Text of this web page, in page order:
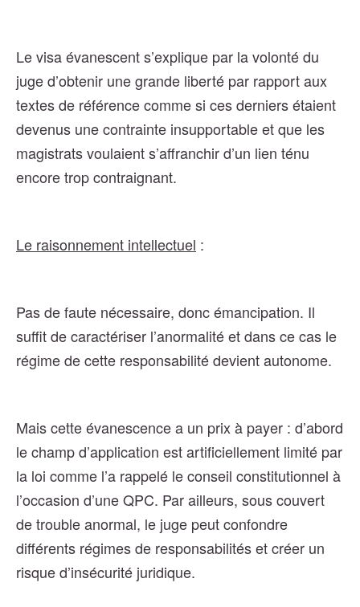
Le visa évanescent s’explique par la volonté du
juge d’obtenir une grande liberté par rapport aux
textes de référence comme si ces derniers étaient
devenus une contrainte insupportable et que les
magistrats voulaient s’affranchir d’un lien ténu
encore trop contraignant.
Le raisonnement intellectuel :
Pas de faute nécessaire, donc émancipation. Il
suffit de caractériser l’anormalité et dans ce cas le
régime de cette responsabilité devient autonome.
Mais cette évanescence a un prix à payer : d’abord
le champ d’application est artificiellement limité par
la loi comme l’a rappelé le conseil constitutionnel à
l’occasion d’une QPC. Par ailleurs, sous couvert
de trouble anormal, le juge peut confondre
différents régimes de responsabilités et créer un
risque d’insécurité juridique.